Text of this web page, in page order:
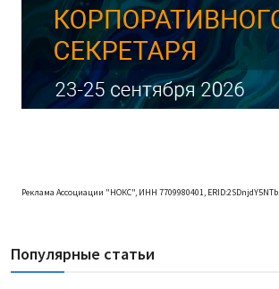
Реклама Ассоциации "НОКС", ИНН 7709980401, ERID:2SDnjdY5NTb
Популярные статьи